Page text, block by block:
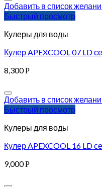
Добавить в список
Быстрый просмотр
Кулеры для воды
Кулер APEXCOOL 07 LD
8,300Р
Добавить в список
Быстрый просмотр
Кулеры для воды
Кулер APEXCOOL 16 LD
9,000Р